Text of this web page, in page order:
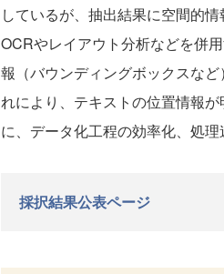
しているが、抽出結果に空間的
OCRやレイアウト分析などを併
報（バウンディングボックスな
れにより、テキストの位置情報
に、データ化工程の効率化、処
採択結果公表ページ